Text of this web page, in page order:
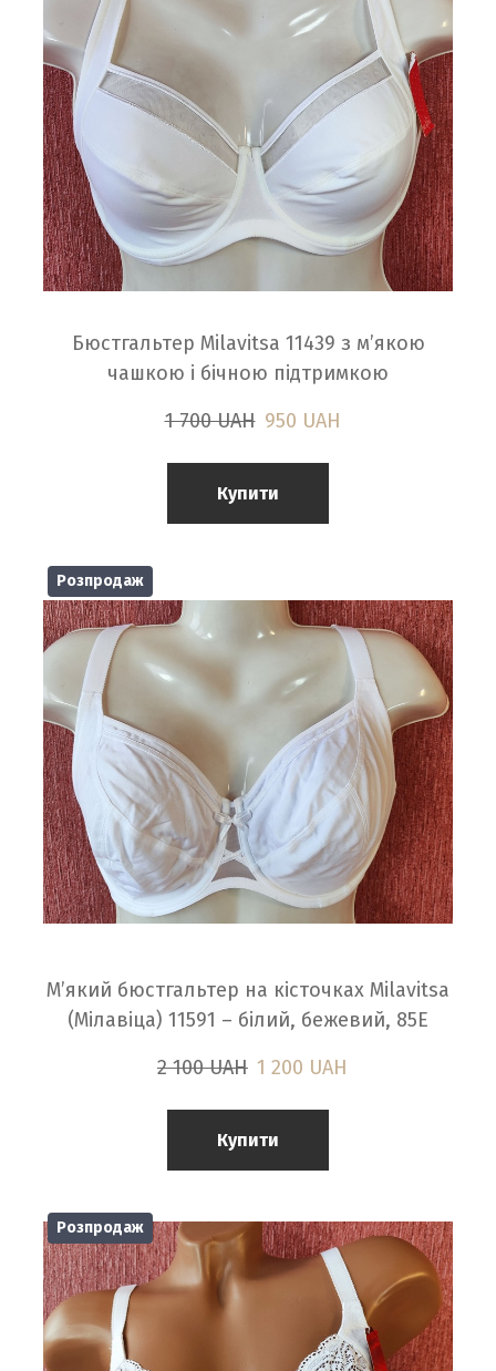
Бюстгальтер Milavitsa 11439 з м’якою
чашкою і бічною підтримкою
1 700 UAH 950 UAH
Купити
Розпродаж
М’який бюстгальтер на кісточках Milavitsa
(Мілавіца) 11591 – білий, бежевий, 85E
2 100 UAH 1 200 UAH
Купити
Розпродаж